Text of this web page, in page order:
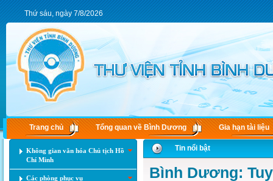
Thứ sáu, ngày 7/8/2026
Trang chủ Tổng quan về Bình Dương Gia hạn tài liệu
Không gian văn hóa Chủ tịch Hồ
Chí Minh
Các phòng phục vụ
Tin nổi bật
Bình Dương: